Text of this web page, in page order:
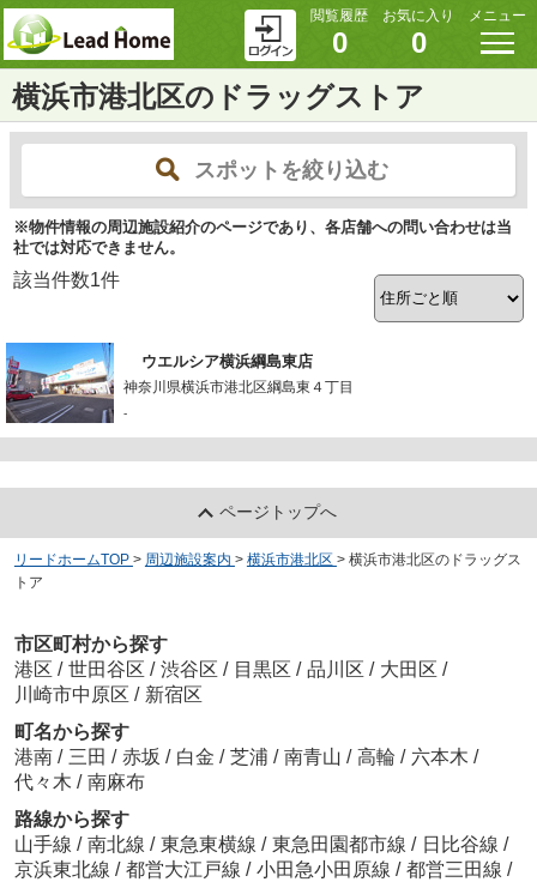
閲覧履歴
0
お気に入り
0
メニュー
横浜市港北区のドラッグストア
スポットを絞り込む
※物件情報の周辺施設紹介のページであり、各店舗への問い合わせは当
社では対応できません。
該当件数1件
ウエルシア横浜綱島東店
神奈川県横浜市港北区綱島東４丁目
-
ページトップへ
リードホームTOP > 周辺施設案内 > 横浜市港北区 > 横浜市港北区のドラッグス
トア
市区町村から探す
港区 / 世田谷区 / 渋谷区 / 目黒区 / 品川区 / 大田区 /
川崎市中原区 / 新宿区
町名から探す
港南 / 三田 / 赤坂 / 白金 / 芝浦 / 南青山 / 高輪 / 六本木 /
代々木 / 南麻布
路線から探す
山手線 / 南北線 / 東急東横線 / 東急田園都市線 / 日比谷線 /
京浜東北線 / 都営大江戸線 / 小田急小田原線 / 都営三田線 /